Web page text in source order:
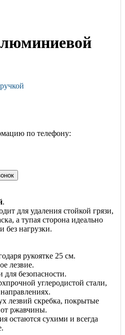
по телефону:
.
для удаления стойкой грязи,
а тупая сторона идеально
без нагрузки.
рукоятке 25 см.
лезвие.
безопасности.
углеродистой стали,
лезвий скребка, покрытые
ржавчины.
остаются сухими и всегда